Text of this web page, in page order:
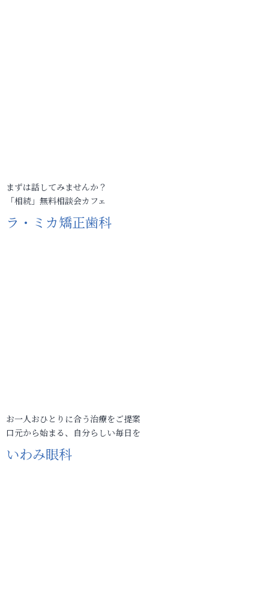
まずは話してみませんか？
「相続」無料相談会カフェ
ラ・ミカ矯正歯科
お一人おひとりに合う治療をご提案
口元から始まる、自分らしい毎日を
いわみ眼科